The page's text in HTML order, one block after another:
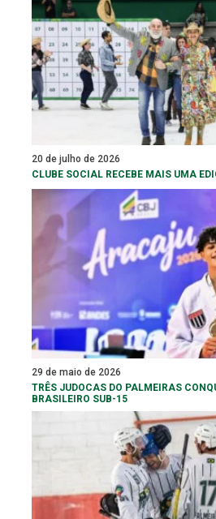
20 de julho de 2026
CLUBE SOCIAL RECEBE MAIS UMA
29 de maio de 2026
TRÊS JUDOCAS DO PALMEIRAS
BRASILEIRO SUB-15